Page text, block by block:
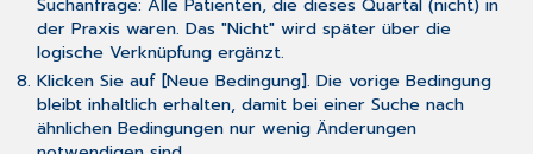
Suchanfrage: Alle Patienten, die dieses Quartal (nicht) in
der Praxis waren. Das "Nicht" wird später über die
logische Verknüpfung ergänzt.
Klicken Sie auf [Neue Bedingung]. Die vorige Bedingung
bleibt inhaltlich erhalten, damit bei einer Suche nach
ähnlichen Bedingungen nur wenig Änderungen